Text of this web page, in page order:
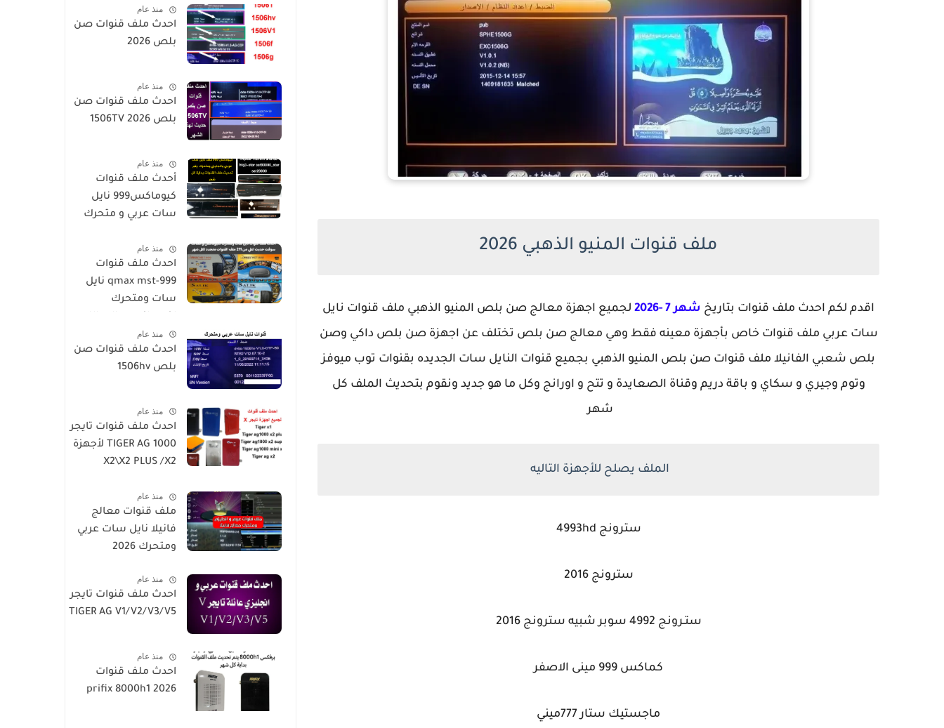
ملف قنوات المنيو الذهبي 2026
اقدم لكم احدث ملف قنوات بتاريخ شهر 7 -2026
لجميع اجهزة معالج صن بلص المنيو الذهبي ملف قنوات نايل
سات عربي ملف قنوات خاص بأجهزة معينه فقط وهي معالج صن بلص تختلف عن اجهزة صن بلص داكي وصن
بلص شعبي الفانيلا ملف قنوات صن بلص المنيو الذهبي بجميع قنوات النايل سات الجديده بقنوات توب ميوفز
وتوم وجيري و سكاي و باقة دريم وقناة الصعايدة و تتح و اورانج وكل ما هو جديد ونقوم بتحديث الملف كل
شهر
الملف يصلح للأجهزة التاليه
سترونج 4993hd
سترونج 2016
ستـرونج 4992 سوبر شبيه سترونج 2016
كماكس 999 مينى الاصفر
ماجستيك ستار 777ميني
منذ عام
احدث ملف قنوات صن
بلص 2026
منذ عام
احدث ملف قنوات صن
بلص 1506TV 2026
منذ عام
أحدث ملف قنوات
كيوماكس999 نايل
سات عربي و متحرك
h4plus-h2mini-h1g3-
star sat90000_star
sat20000
منذ عام
احدث ملف قنوات
qmax mst-999 نايل
سات ومتحرك
Mini-Qmax H2 Mini 2
USB-SALIK H3 Mini-
منذ عام
احدث ملف قنوات صن
بلص 1506hv
منذ عام
احدث ملف قنوات تايجر
TIGER AG 1000 لأجهزة
X2\X2 PLUS /X2
منذ عام
ملف قنوات معالج
فانيلا نايل سات عربي
ومتحرك 2026
منذ عام
احدث ملف قنوات تايجر
TIGER AG V1/V2/V3/V5
منذ عام
احدث ملف قنوات
prifix 8000h1 2026